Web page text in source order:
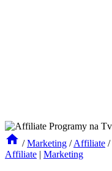
/ Marketing / Affiliate /
Affiliate | Marketing